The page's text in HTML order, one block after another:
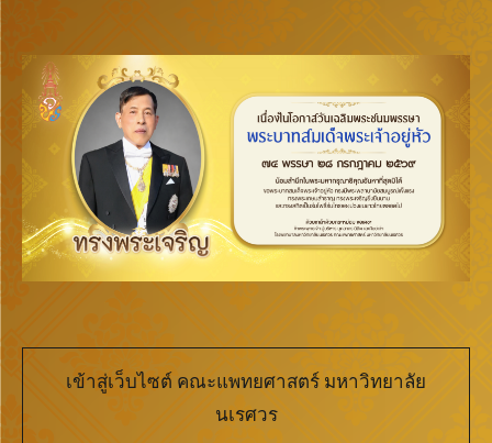
เข้าสู่เว็บไซต์ คณะแพทยศาสตร์ มหาวิทยาลัย
นเรศวร